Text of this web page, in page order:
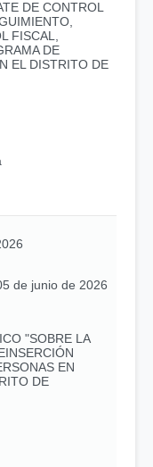
DE CONTROL
FISCAL,
DE
EL DISTRITO DE
de junio de 2026
"SOBRE LA
EN
DE